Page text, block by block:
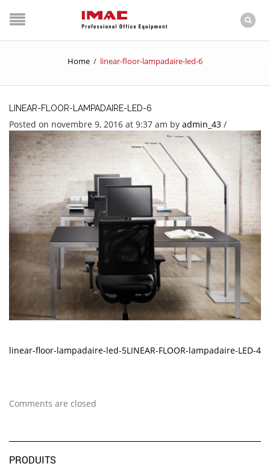
Home / linear-floor-lampadaire-led-6
LINEAR-FLOOR-LAMPADAIRE-LED-6
Posted on novembre 9, 2016 at 9:37 am by admin_43 /
linear-floor-lampadaire-led-5LINEAR-FLOOR-lampadaire-LED-4
Comments are closed
PRODUITS